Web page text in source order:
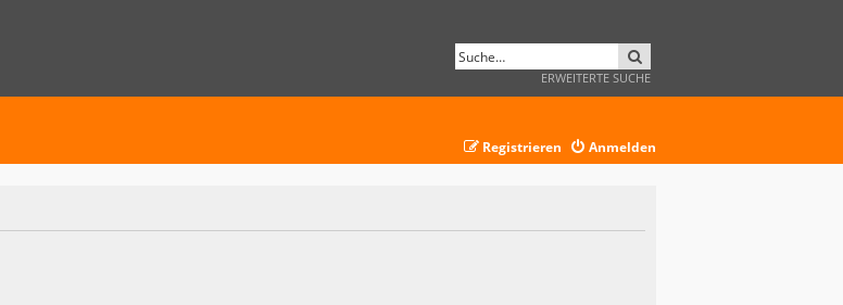
ERWEITERTE SUCHE
Anmelden
Registrieren